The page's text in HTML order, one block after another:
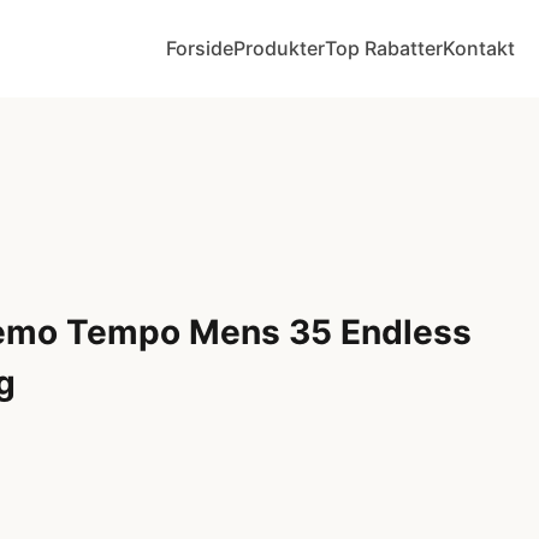
ForsideProdukterTop RabatterKontakt
Tempo Mens 35 Endless